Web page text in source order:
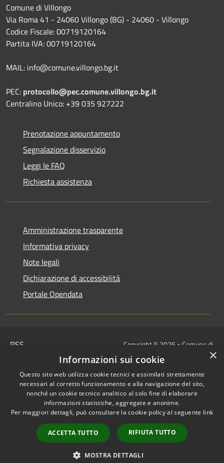
Comune di Villongo
Via Roma 41 - 24060 Villongo (BG) - 24060 - Villongo
Codice Fiscale: 00719120164
Partita IVA: 00719120164
MAIL: info@comune.villongo.bg.it
PEC: protocollo@pec.comune.villongo.bg.it
Centralino Unico: +39 035 927222
Prenotazione appuntamento
Segnalazione disservizio
Leggi le FAQ
Richiesta assistenza
Amministrazione trasparente
Informativa privacy
Note legali
Dichiarazione di accessibilità
Portale Opendata
RSS
Cookie
Mappa del sito
IBAN COMUNALI: per i cittadini
IT48Z0851453760000000120312
IT32I0100004306TU0000005820
Copyright © 2026 • Comune di
Villongo • Powered by
redazione
×
Informazioni sui cookie
Questo sito web utilizza cookie tecnici e assimilati strettamente
necessari al corretto funzionamento e alla navigazione del sito,
nonché un cookie tecnico analitico al solo fine di elaborare
informazioni statistiche, aggregate e anonime.
Per maggiori dettagli, può consultare la cookie policy al seguente link
ACCETTA TUTTO RIFIUTA TUTTO
MOSTRA DETTAGLI